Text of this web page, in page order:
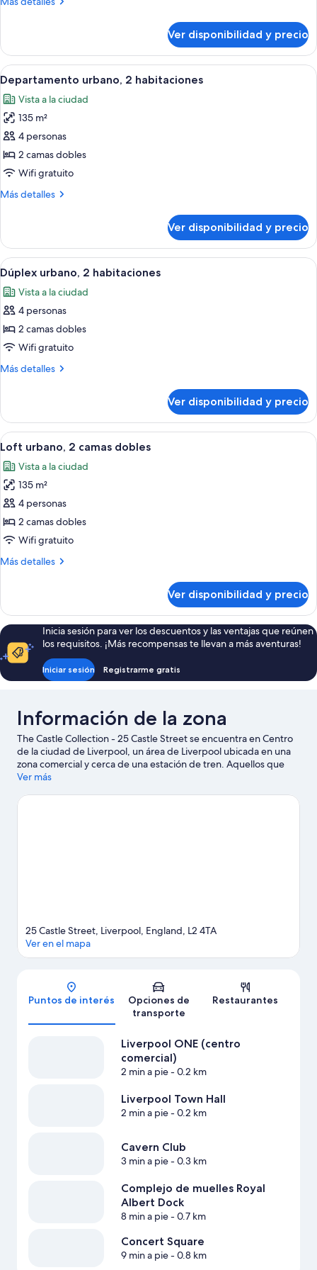
habitación
urbano,
habitación
Ver disponibilidad y precio
Ver
todas
las
fotos
de
Departamento
urbano,
habitaciones
Una sala de estar moderna con un
29
Departamento urbano, 2 habitaciones
Vista a la ciudad
135 m²
4 personas
2 camas dobles
Wifi gratuito
Más detalles
Más
urbano,
habitaciones
Ver disponibilidad y precio
Ver
todas
las
fotos
de
Dúplex
urbano,
Una sala de estar moderna con un
8
Dúplex urbano, 2 habitaciones
Vista a la ciudad
4 personas
2 camas dobles
Wifi gratuito
Más detalles
Más
urbano,
habitaciones
Ver disponibilidad y precio
Ver
todas
las
fotos
de
Loft
urbano,
camas
1 habitación y caja de seguridad en
4
Loft urbano, 2 camas dobles
Vista a la ciudad
135 m²
4 personas
2 camas dobles
Wifi gratuito
Más detalles
Más
urbano,
2
camas
dobles
Ver disponibilidad y precio
Inicia sesión para ver los descuentos y las ventajas que reúnen
los requisitos. ¡Más recompensas te llevan a más aventuras!
Iniciar sesión Registrarme gratis
Información de la zona
The Castle Collection - 25 Castle Street se encuentra en Centro
de la ciudad de Liverpool, un área de Liverpool ubicada en una
zona comercial y cerca de una estación de tren. Aquellos que
deseen hacer una actividad pueden ir a Terminal del
Royal Albert Dock, mientras que quienes quieran ir de compras
Ver más
Mapa
25 Castle Street, Liverpool, England, L2 4TA
Ver en el mapa
Puntos de interés
Opciones de
transporte
Restaurantes
Liverpool ONE (centro
comercial)
2 min a pie- 0.2 km
Liverpool Town Hall
2 min a pie- 0.2 km
Cavern Club
3 min a pie- 0.3 km
Complejo de muelles Royal
Albert Dock
8 min a pie- 0.7 km
Concert Square
9 min a pie- 0.8 km